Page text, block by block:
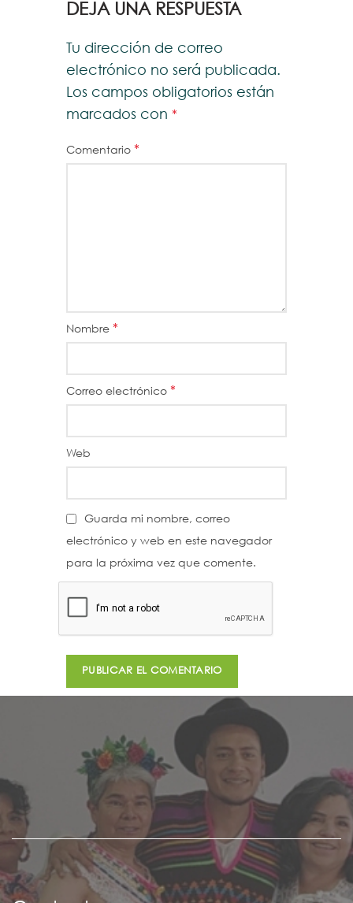
DEJA UNA RESPUESTA
Tu dirección de correo
electrónico no será publicada.
Los campos obligatorios están
marcados con *
Comentario *
Nombre *
Correo electrónico *
Web
Guarda mi nombre, correo
electrónico y web en este navegador
para la próxima vez que comente.